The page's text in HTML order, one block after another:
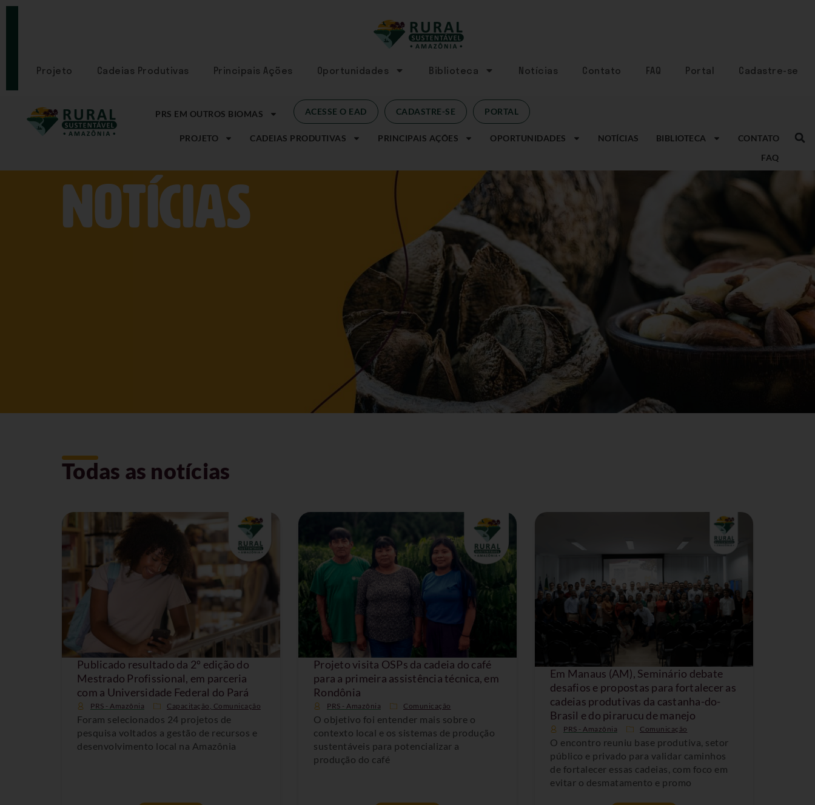
SE
Projeto Cadeias Produtivas Principais Ações Oportunidades Biblioteca Notícias Contato FAQ Portal Cadastre-se
PRS EM OUTROS BIOMAS ACESSE O EAD CADASTRE-SE PORTAL
PROJETO CADEIAS PRODUTIVAS PRINCIPAIS AÇÕES OPORTUNIDADES NOTÍCIAS BIBLIOTECA
CONTATO
FAQ
NOtícias
Todas as notícias
Publicado resultado da 2º edição do
Mestrado Profissional, em parceria
com a Universidade Federal do Pará
PRS - Amazônia Capacitação , Comunicação
Foram selecionados 24 projetos de
pesquisa voltados a gestão de recursos e
desenvolvimento local na Amazônia
Projeto visita OSPs da cadeia do café
para a primeira assistência técnica, em
Rondônia
PRS - Amazônia Comunicação
O objetivo foi entender mais sobre o
contexto local e os sistemas de produção
sustentáveis para potencializar a
produção do café
Em Manaus (AM), Seminário debate
desafios e propostas para fortalecer as
cadeias produtivas da castanha-do-
Brasil e do pirarucu de manejo
PRS - Amazônia Comunicação
O encontro reuniu base produtiva, setor
público e privado para validar caminhos
de fortalecer essas cadeias, com foco em
evitar o desmatamento e promo